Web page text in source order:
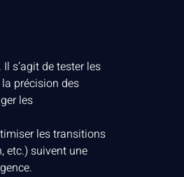
s’agit de tester les
précision des
les
les transitions
etc.) suivent une